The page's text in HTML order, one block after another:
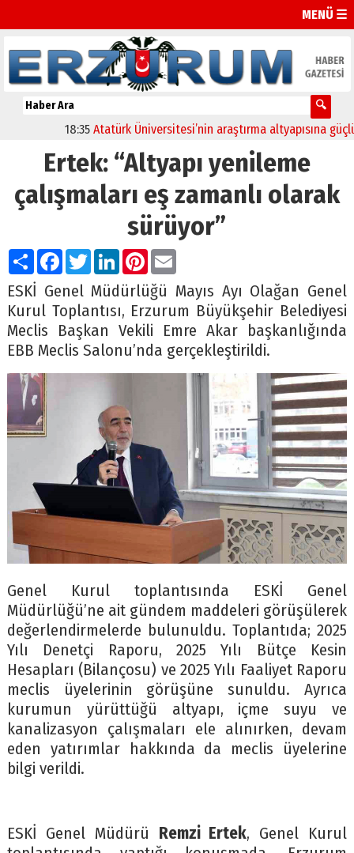
MENÜ ☰
Atatürk Üniversitesi’nin araştırma altyapısına güçlü onay
Ertek: “Altyapı yenileme
çalışmaları eş zamanlı olarak
sürüyor”
PaylaşFacebook
TwitterLinkedIn
Pinterest
Email
ESKİ Genel Müdürlüğü Mayıs Ayı Olağan Genel
Kurul Toplantısı, Erzurum Büyükşehir Belediyesi
Meclis Başkan Vekili Emre Akar başkanlığında
EBB Meclis Salonu’nda gerçekleştirildi.
Genel Kurul toplantısında ESKİ Genel
Müdürlüğü’ne ait gündem maddeleri görüşülerek
değerlendirmelerde bulunuldu. Toplantıda; 2025
Yılı Denetçi Raporu, 2025 Yılı Bütçe Kesin
Hesapları (Bilançosu) ve 2025 Yılı Faaliyet Raporu
meclis üyelerinin görüşüne sunuldu. Ayrıca
kurumun yürüttüğü altyapı, içme suyu ve
kanalizasyon çalışmaları ele alınırken, devam
eden yatırımlar hakkında da meclis üyelerine
bilgi verildi.
ESKİ Genel Müdürü Remzi Ertek, Genel Kurul